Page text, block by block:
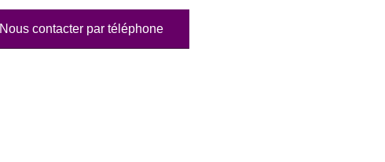
Nous contacter par téléphone